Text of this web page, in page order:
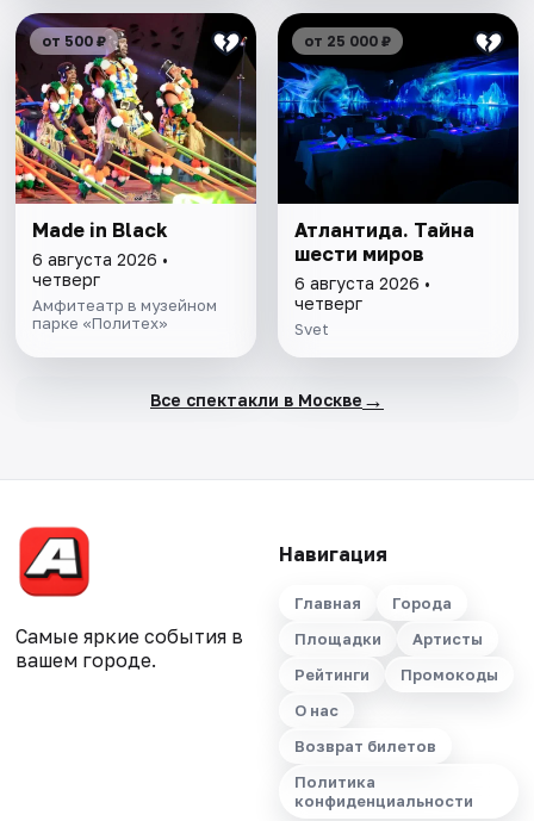
от 500 ₽
Made in Black
6 августа 2026 •
четверг
Амфитеатр в музейном
парке «Политех»
от 25 000 ₽
Атлантида. Тайна
шести миров
6 августа 2026 •
четверг
Svet
Все спектакли в Москве →
Самые яркие события в
вашем городе.
Навигация
Главная
Города
Площадки
Артисты
Рейтинги
Промокоды
О нас
Возврат билетов
Политика
конфиденциальности